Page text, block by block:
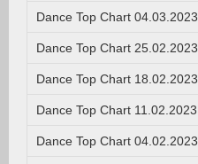
Dance Top Chart 04.03.2023.
Dance Top Chart 25.02.2023.
Dance Top Chart 18.02.2023.
Dance Top Chart 11.02.2023.
Dance Top Chart 04.02.2023.